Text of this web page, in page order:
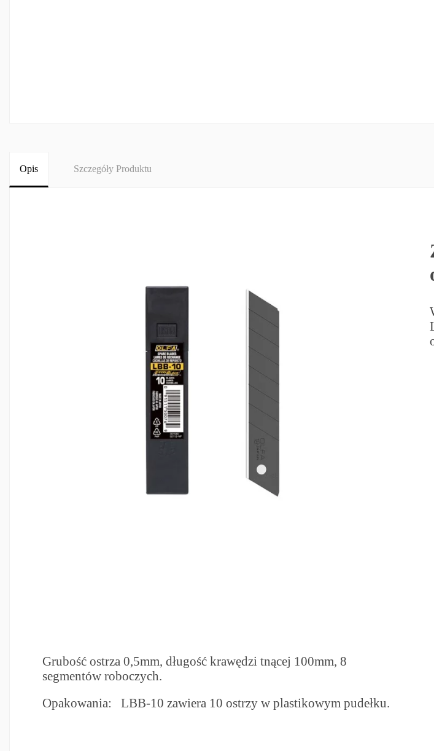
Opis Szczegóły Produktu
Grubość ostrza 0,5mm, długość krawędzi tnącej 100mm, 8
segmentów roboczych.
Opakowania: LBB-10 zawiera 10 ostrzy w plastikowym pudełku.